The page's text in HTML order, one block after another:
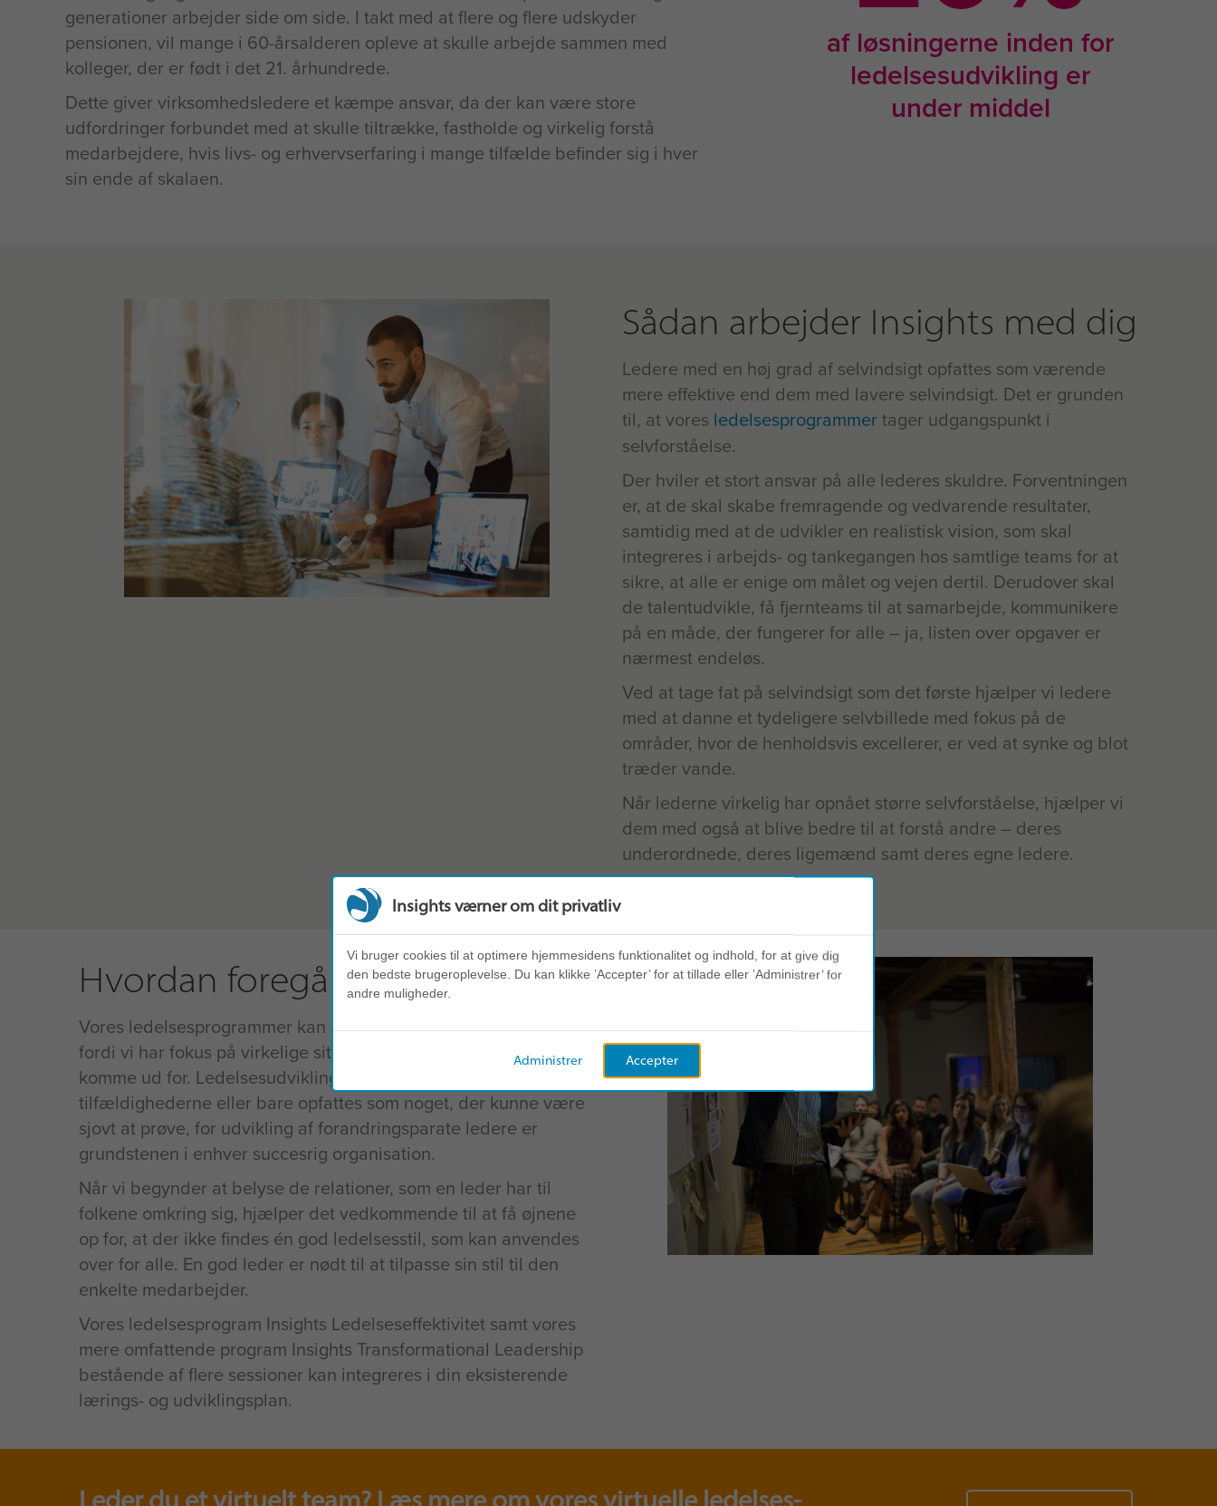
generationer arbejder side om side. I takt med at flere og flere udskyder
pensionen, vil mange i 60-årsalderen opleve at skulle arbejde sammen med
kolleger, der er født i det 21. århundrede.
Dette giver virksomhedsledere et kæmpe ansvar, da der kan være store
udfordringer forbundet med at skulle tiltrække, fastholde og virkelig forstå
medarbejdere, hvis livs- og erhvervserfaring i mange tilfælde befinder sig i hver
sin ende af skalaen.
af løsningerne inden for
ledelsesudvikling er
under middel
Sådan arbejder Insights med dig
Ledere med en høj grad af selvindsigt opfattes som værende
mere effektive end dem med lavere selvindsigt. Det er grunden
til, at vores ledelsesprogrammer tager udgangspunkt i
selvforståelse.
Der hviler et stort ansvar på alle lederes skuldre. Forventningen
er, at de skal skabe fremragende og vedvarende resultater,
samtidig med at de udvikler en realistisk vision, som skal
integreres i arbejds- og tankegangen hos samtlige teams for at
sikre, at alle er enige om målet og vejen dertil. Derudover skal
de talentudvikle, få fjernteams til at samarbejde, kommunikere
på en måde, der fungerer for alle – ja, listen over opgaver er
nærmest endeløs.
Ved at tage fat på selvindsigt som det første hjælper vi ledere
med at danne et tydeligere selvbillede med fokus på de
områder, hvor de henholdsvis excellerer, er ved at synke og blot
træder vande.
Når lederne virkelig har opnået større selvforståelse, hjælper vi
dem med også at blive bedre til at forstå andre – deres
underordnede, deres ligemænd samt deres egne ledere.
Hvordan foregår det?
Vores ledelsesprogrammer kan anvendes i praksis fra dag ét,
fordi vi har fokus på virkelige situationer, som lederne kan
komme ud for. Ledelsesudvikling bør aldrig overlades til
tilfældighederne eller bare opfattes som noget, der kunne være
sjovt at prøve, for udvikling af forandringsparate ledere er
grundstenen i enhver succesrig organisation.
Når vi begynder at belyse de relationer, som en leder har til
folkene omkring sig, hjælper det vedkommende til at få øjnene
op for, at der ikke findes én god ledelsesstil, som kan anvendes
over for alle. En god leder er nødt til at tilpasse sin stil til den
enkelte medarbejder.
Vores ledelsesprogram Insights Ledelseseffektivitet samt vores
mere omfattende program Insights Transformational Leadership
bestående af flere sessioner kan integreres i din eksisterende
lærings- og udviklingsplan.
Leder du et virtuelt team? Læs mere om vores virtuelle ledelses-
Insights værner om dit privatliv
Vi bruger cookies til at optimere hjemmesidens funktionalitet og indhold, for at give dig
den bedste brugeroplevelse. Du kan klikke ’Accepter’ for at tillade eller ’Administrer’ for
andre muligheder.
Accepter
Administrer